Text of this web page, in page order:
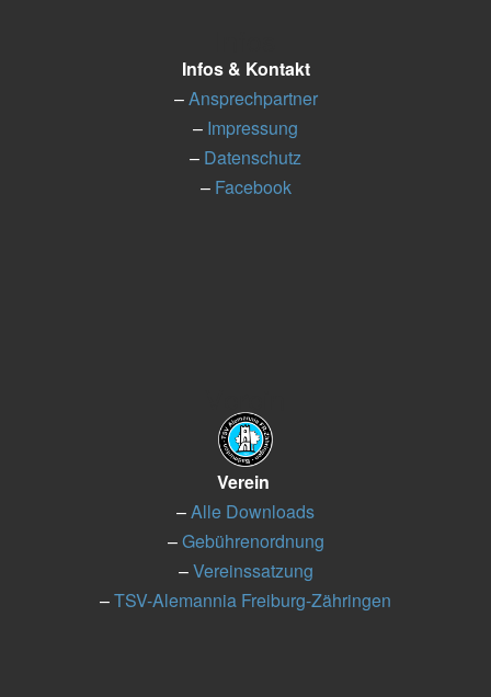
Infos & Kontakt
–Ansprechpartner
– Impressung
– Datenschutz
– Facebook
Verein
–Alle Downloads
–Gebührenordnung
–Vereinssatzung
–TSV-Alemannia Freiburg-Zähringen